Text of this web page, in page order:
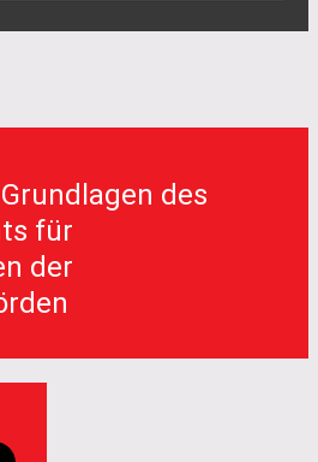
des
für
der